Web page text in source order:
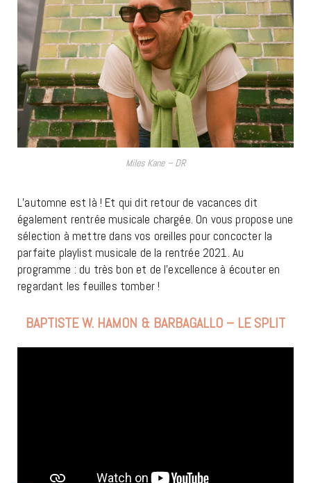
Miles Kane – DR
L’automne est là ! Et qui dit retour de vacances dit
également rentrée musicale chargée. On vous propose une
sélection à mettre dans vos oreilles pour concocter la
parfaite playlist musicale de la rentrée 2021. Au
programme : du très bon et de l’excellence à écouter en
regardant les feuilles tomber !
BAPTISTE W. HAMON & BARBAGALLO – LE SPLIT